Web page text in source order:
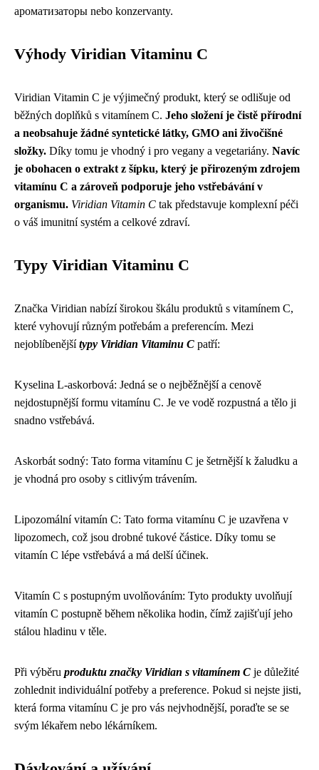
ароматизаторы nebo konzervanty.
Výhody Viridian Vitaminu C
Viridian Vitamin C je výjimečný produkt, který se odlišuje od
běžných doplňků s vitamínem C. Jeho složení je čistě přírodní
a neobsahuje žádné syntetické látky, GMO ani živočišné
složky. Díky tomu je vhodný i pro vegany a vegetariány. Navíc
je obohacen o extrakt z šípku, který je přirozeným zdrojem
vitamínu C a zároveň podporuje jeho vstřebávání v
organismu. Viridian Vitamin C tak představuje komplexní péči
o váš imunitní systém a celkové zdraví.
Typy Viridian Vitaminu C
Značka Viridian nabízí širokou škálu produktů s vitamínem C,
které vyhovují různým potřebám a preferencím. Mezi
nejoblíbenějšítypy Viridian Vitaminu C patří:
Kyselina L-askorbová: Jedná se o nejběžnější a cenově
nejdostupnější formu vitamínu C. Je ve vodě rozpustná a tělo ji
snadno vstřebává.
Askorbát sodný: Tato forma vitamínu C je šetrnější k žaludku a
je vhodná pro osoby s citlivým trávením.
Lipozomální vitamín C: Tato forma vitamínu C je uzavřena v
lipozomech, což jsou drobné tukové částice. Díky tomu se
vitamín C lépe vstřebává a má delší účinek.
Vitamín C s postupným uvolňováním: Tyto produkty uvolňují
vitamín C postupně během několika hodin, čímž zajišťují jeho
stálou hladinu v těle.
Při výběru produktu značky Viridian s vitamínem C je důležité
zohlednit individuální potřeby a preference. Pokud si nejste jisti,
která forma vitamínu C je pro vás nejvhodnější, poraďte se se
svým lékařem nebo lékárníkem.